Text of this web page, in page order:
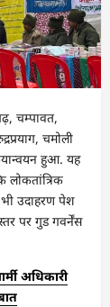
चम्पावत,
चमोली
हुआ. यह
लोकतांत्रिक
उदाहरण पेश
पर गुड गवर्नेंस
अधिकारी